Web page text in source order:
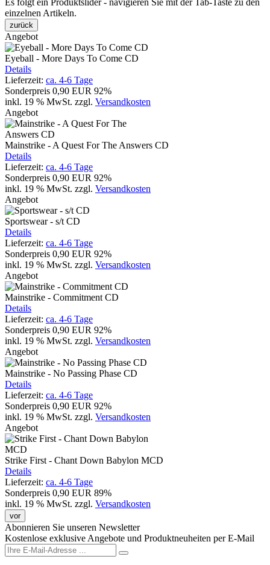
einzelnen Artikeln.
zurück
Angebot
Eyeball - More Days To Come CD
Details
Lieferzeit: ca. 4-6 Tage
Sonderpreis 0,90 EUR 92%
inkl. 19 % MwSt. zzgl. Versandkosten
Angebot
Mainstrike - A Quest For The Answers CD
Details
Lieferzeit: ca. 4-6 Tage
Sonderpreis 0,90 EUR 92%
inkl. 19 % MwSt. zzgl. Versandkosten
Angebot
Sportswear - s/t CD
Details
Lieferzeit: ca. 4-6 Tage
Sonderpreis 0,90 EUR 92%
inkl. 19 % MwSt. zzgl. Versandkosten
Angebot
Mainstrike - Commitment CD
Details
Lieferzeit: ca. 4-6 Tage
Sonderpreis 0,90 EUR 92%
inkl. 19 % MwSt. zzgl. Versandkosten
Angebot
Mainstrike - No Passing Phase CD
Details
Lieferzeit: ca. 4-6 Tage
Sonderpreis 0,90 EUR 92%
inkl. 19 % MwSt. zzgl. Versandkosten
Angebot
Strike First - Chant Down Babylon MCD
Details
Lieferzeit: ca. 4-6 Tage
Sonderpreis 0,90 EUR 89%
inkl. 19 % MwSt. zzgl. Versandkosten
vor
Abonnieren Sie unseren Newsletter
Kostenlose exklusive Angebote und Produktneuheiten per E-Mail